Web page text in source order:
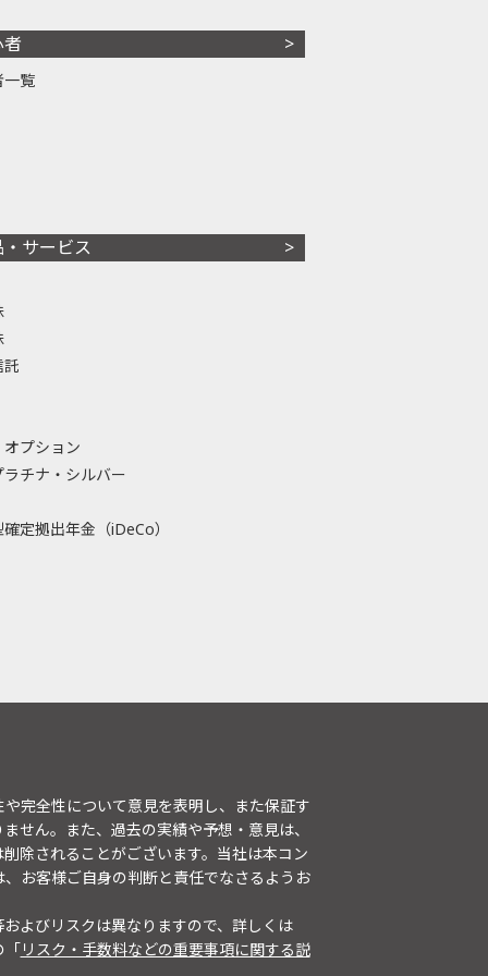
一覧
サービス
託
プション
ラチナ・シルバー
定拠出年金（iDeCo）
完全性について意見を表明し、また保証す
せん。また、過去の実績や予想・意見は、
除されることがございます。当社は本コン
お客様ご自身の判断と責任でなさるようお
よびリスクは異なりますので、詳しくは
「リスク・手数料などの重要事項に関する説